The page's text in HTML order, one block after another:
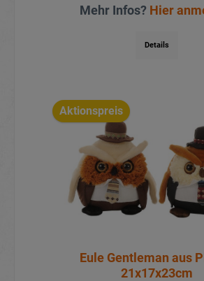
Mehr Infos? Hier
Details
Aktionspreis
Eule Gentleman aus
21x17x23cm